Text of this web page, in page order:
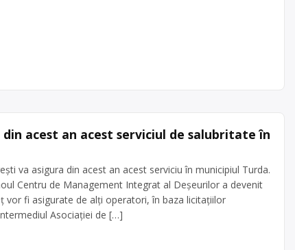
acest an acest serviciul de salubritate în
va asigura din acest an acest serviciu în municipiul Turda.
Centru de Management Integrat al Deșeurilor a devenit
vor fi asigurate de alți operatori, în baza licitațiilor
Asociației de […]